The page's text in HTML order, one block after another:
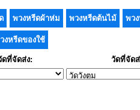
พวงหรีดผ้าห่ม พวงหรีดต้นไม้ พว
งหรีดของใช้
ดที่จัดส่ง: วัดที่จัดส่